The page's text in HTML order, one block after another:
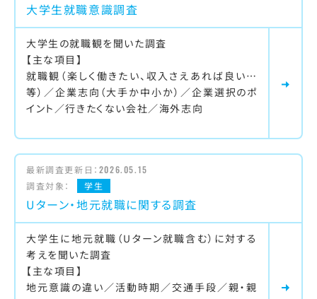
大学生就職意識調査
大学生の就職観を聞いた調査
【主な項目】
就職観（楽しく働きたい、収入さえあれば良い…
等）／企業志向（大手か中小か）／企業選択のポ
イント／行きたくない会社／海外志向
最新調査更新日： 2026.05.15
調査対象：
学生
Uターン・地元就職に関する調査
大学生に地元就職（Uターン就職含む）に対する
考えを聞いた調査
【主な項目】
地元意識の違い／活動時期／交通手段／親・親